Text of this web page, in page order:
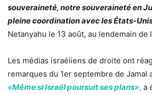
souveraineté, notre souveraineté en
pleine coordination avec les États-
Netanyahu le 13 août, au lendemain de
Les médias israéliens de droite ont
remarques du 1er septembre de Jamal
«Même si Israël poursuit ses plans», a